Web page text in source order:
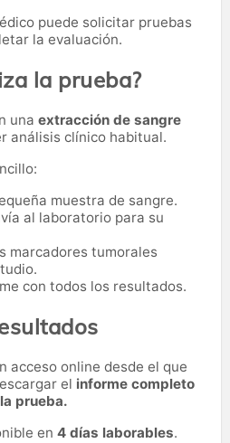
puede solicitar pruebas
la evaluación.
la prueba?
una extracción de sangre
análisis clínico habitual.
muestra de sangre.
al laboratorio para su
marcadores tumorales
con todos los resultados.
acceso online desde el que
el informe completo
prueba.
en 4 días laborables.